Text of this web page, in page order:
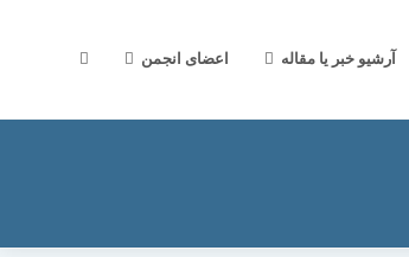
آرشیو خبر یا مقاله اعضای انجمن جستجوی